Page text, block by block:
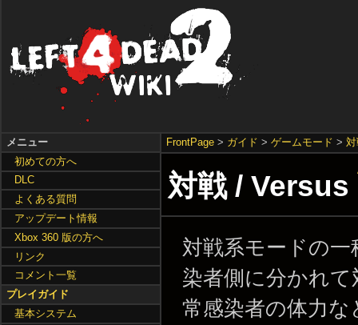
FrontPage > ガイド >ゲームモード >
対戦 / Versus
対戦系モードの
染者側に分かれ
常感染者の体力な
メニュー
初めての方へ
DLC
よくある質問
アップデート情報
Xbox 360 版の方へ
リンク
コメント一覧
プレイガイド
基本システム